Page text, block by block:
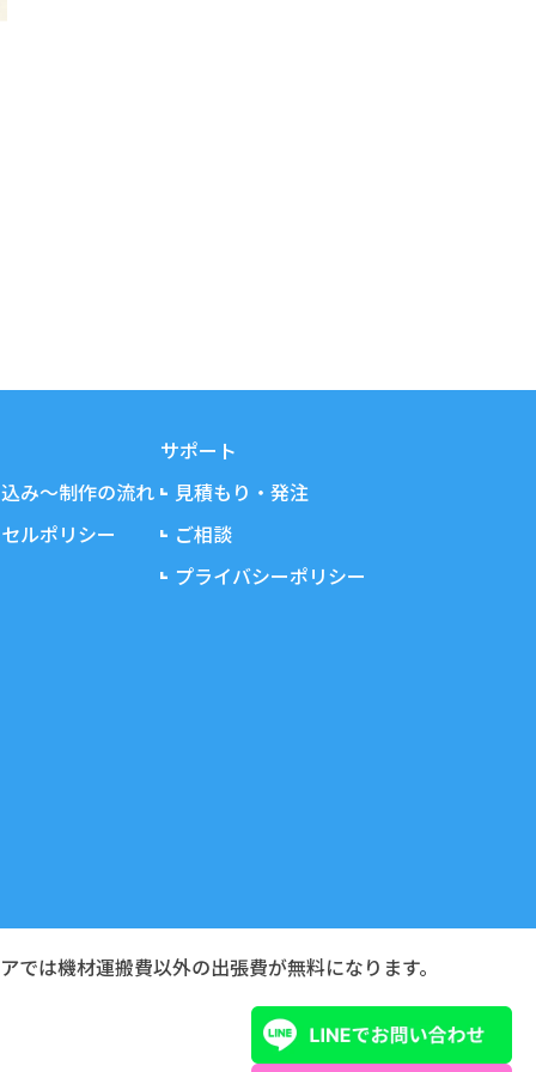
み～制作の流れ
ルポリシー
サポート
見積もり・発注
ご相談
プライバシーポリシー
は機材運搬費以外の出張費が無料になります。